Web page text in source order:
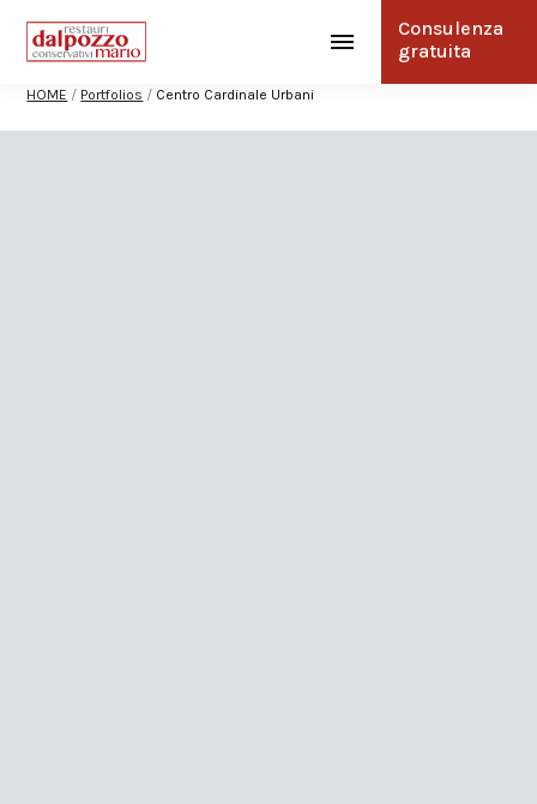
Consulenza
gratuita
HOME / Portfolios / Centro Cardinale Urbani